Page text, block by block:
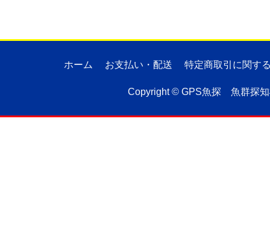
ホーム お支払い・配送 特定商取引に関す
Copyright © GPS魚探 魚群探